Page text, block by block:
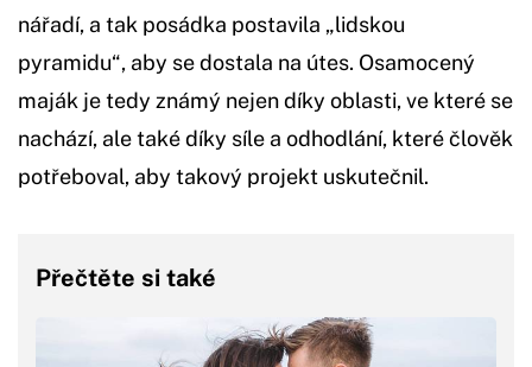
nářadí, a tak posádka postavila „lidskou
pyramidu“, aby se dostala na útes. Osamocený
maják je tedy známý nejen díky oblasti, ve které se
nachází, ale také díky síle a odhodlání, které člověk
potřeboval, aby takový projekt uskutečnil.
Přečtěte si také